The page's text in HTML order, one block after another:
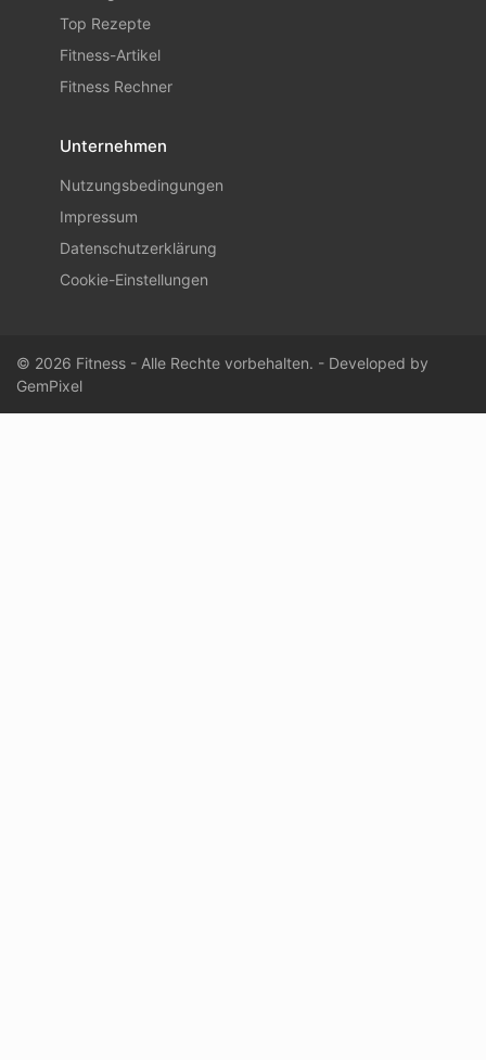
Top Rezepte
Fitness-Artikel
Fitness Rechner
Unternehmen
Nutzungsbedingungen
Impressum
Datenschutzerklärung
Cookie-Einstellungen
© 2026 Fitness - Alle Rechte vorbehalten. - Developed by
GemPixel